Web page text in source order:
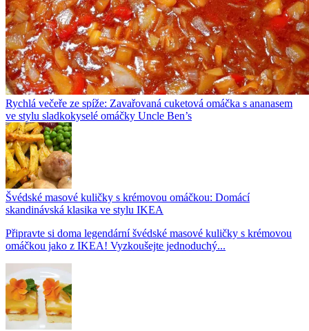
Rychlá večeře ze spíže: Zavařovaná cuketová omáčka s ananasem
ve stylu sladkokyselé omáčky Uncle Ben’s
Švédské masové kuličky s krémovou omáčkou: Domácí
skandinávská klasika ve stylu IKEA
Připravte si doma legendární švédské masové kuličky s krémovou
omáčkou jako z IKEA! Vyzkoušejte jednoduchý...